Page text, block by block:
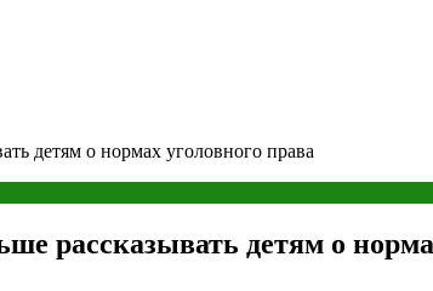
детям о нормах уголовного права
рассказывать детям о